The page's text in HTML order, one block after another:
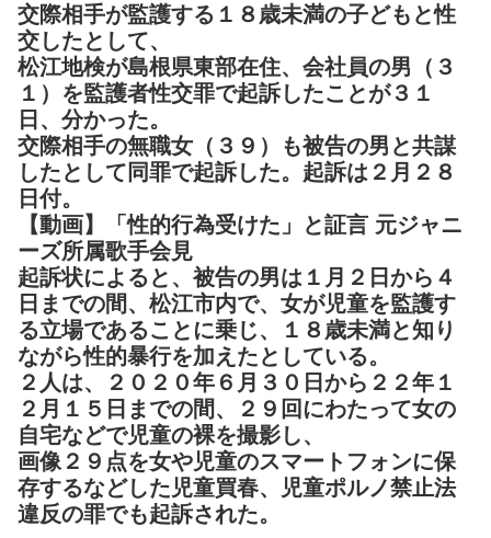
交際相手が監護する１８歳未満の子どもと性
交したとして、
松江地検が島根県東部在住、会社員の男（３
１）を監護者性交罪で起訴したことが３１
日、分かった。
交際相手の無職女（３９）も被告の男と共謀
したとして同罪で起訴した。起訴は２月２８
日付。
【動画】「性的行為受けた」と証言 元ジャニ
ーズ所属歌手会見
起訴状によると、被告の男は１月２日から４
日までの間、松江市内で、女が児童を監護す
る立場であることに乗じ、１８歳未満と知り
ながら性的暴行を加えたとしている。
２人は、２０２０年６月３０日から２２年１
２月１５日までの間、２９回にわたって女の
自宅などで児童の裸を撮影し、
画像２９点を女や児童のスマートフォンに保
存するなどした児童買春、児童ポルノ禁止法
違反の罪でも起訴された。